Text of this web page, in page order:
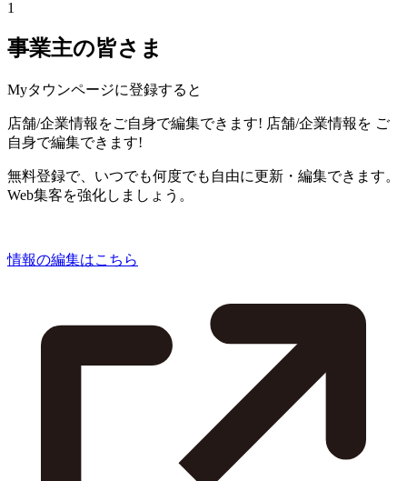
1
事業主の皆さま
Myタウンページに登録すると
店舗/企業情報をご自身で編集できます! 店舗/企業情報を ご
自身で編集できます!
無料登録で、いつでも何度でも自由に更新・編集できます。
Web集客を強化しましょう。
情報の編集はこちら